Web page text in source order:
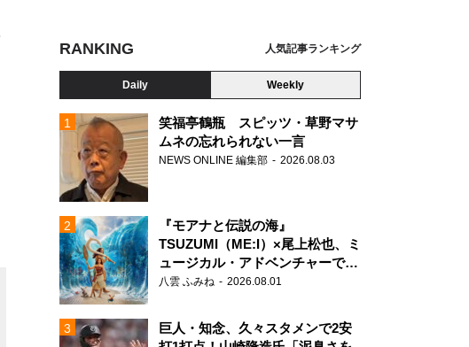
乃木坂46「Actually…」初回仕様限定盤 Type-D
RANKING 人気記事ランキング
Daily Weekly
笑福亭鶴瓶 スピッツ・草野マサ
ムネの忘れられない一言
NEWS ONLINE 編集部 2026.08.03
『モアナと伝説の海』
TSUZUMI（ME:I）×尾上松也、ミ
ュージカル・アドベンチャーで美
声を響かせる
八雲 ふみね 2026.08.01
巨人・知念、久々スタメンで2安